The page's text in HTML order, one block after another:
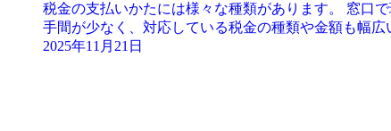
税金の支払いかたには様々な種類があります。 窓口
手間が少なく、対応している税金の種類や金額も幅
2025年11月21日